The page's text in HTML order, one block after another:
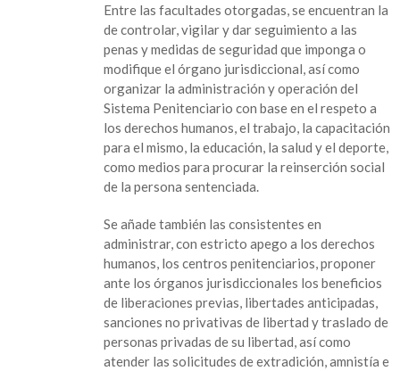
Entre las facultades otorgadas, se encuentran la
de controlar, vigilar y dar seguimiento a las
penas y medidas de seguridad que imponga o
modifique el órgano jurisdiccional, así como
organizar la administración y operación del
Sistema Penitenciario con base en el respeto a
los derechos humanos, el trabajo, la capacitación
para el mismo, la educación, la salud y el deporte,
como medios para procurar la reinserción social
de la persona sentenciada.
Se añade también las consistentes en
administrar, con estricto apego a los derechos
humanos, los centros penitenciarios, proponer
ante los órganos jurisdiccionales los beneficios
de liberaciones previas, libertades anticipadas,
sanciones no privativas de libertad y traslado de
personas privadas de su libertad, así como
atender las solicitudes de extradición, amnistía e